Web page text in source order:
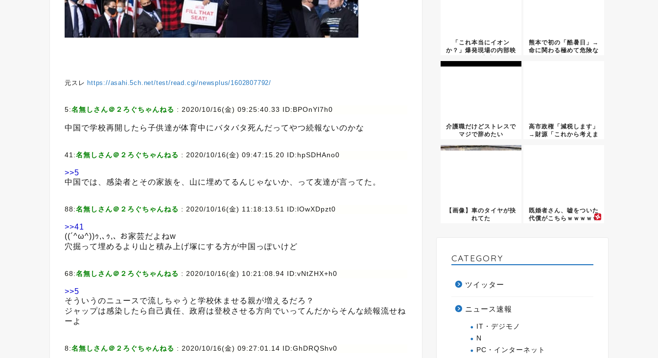
元スレ https://asahi.5ch.net/test/read.cgi/newsplus/1602807792/
5:名無しさん＠２ろぐちゃんねる : 2020/10/16(金) 09:25:40.33 ID:BPOnYl7h0
中国で学校再開したら子供達が体育中にバタバタ死んだってやつ続報ないのかな
41:名無しさん＠２ろぐちゃんねる : 2020/10/16(金) 09:47:15.20 ID:hpSDHAno0
>>5
中国では、感染者とその家族を、山に埋めてるんじゃないか、って友達が言ってた。
88:名無しさん＠２ろぐちゃんねる : 2020/10/16(金) 11:18:13.51 ID:lOwXDpzt0
>>41
((´^ω^))ｩ,､ｩ,､ お家芸だよねw
穴掘って埋めるより山と積み上げ塚にする方が中国っぽいけど
68:名無しさん＠２ろぐちゃんねる : 2020/10/16(金) 10:21:08.94 ID:vNtZHX+h0
>>5
そういうのニュースで流しちゃうと学校休ませる親が増えるだろ？
ジャップは感染したら自己責任、政府は登校させる方向でいってんだからそんな続報流せね
ーよ
8:名無しさん＠２ろぐちゃんねる : 2020/10/16(金) 09:27:01.14 ID:GhDRQShv0
「これ本当にイオン
か？」爆発現場の内部映
熊本で初の「酷暑日」→
命に関わる極めて危険な
介護職だけどストレスで
マジで辞めたい
高市政権「減税します」
→財源「これから考えま
【画像】車のタイヤが抉
れてた
既婚者さん、嘘をついた
代償がこちらｗｗｗｗｗ
CATEGORY
ツイッター
ニュース速報
IT・デジモノ
N
PC・インターネット